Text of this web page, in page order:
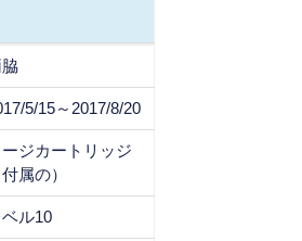
5/15～2017/8/20
ージカートリッジ
付属の）
ベル10